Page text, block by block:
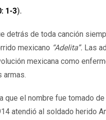
1-3).
detrás de toda canción
mexicano “Adelita”. Las
mexicana como
armas.
que el nombre fue tomado de
atendió al soldado herido